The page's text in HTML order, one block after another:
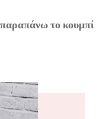
το κουμπί